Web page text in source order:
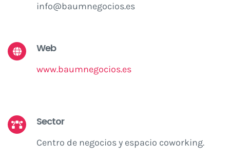
info@baumnegocios.es
Web
www.baumnegocios.es
Sector
Centro de negocios y espacio coworking.